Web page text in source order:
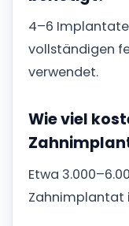
4–6
vollständigen
verwendet.
Wie viel
Etwa
Zahnimplantat